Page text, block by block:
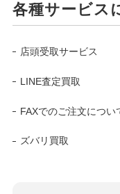
各種サービス
店頭受取サービス
LINE査定買取
FAXでのご注文につい
ズバリ買取